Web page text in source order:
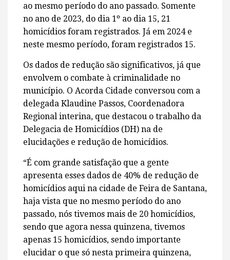
ao mesmo período do ano passado. Somente
no ano de 2023, do dia 1º ao dia 15, 21
homicídios foram registrados. Já em 2024 e
neste mesmo período, foram registrados 15.
Os dados de redução são significativos, já que
envolvem o combate à criminalidade no
município. O Acorda Cidade conversou com a
delegada Klaudine Passos, Coordenadora
Regional interina, que destacou o trabalho da
Delegacia de Homicídios (DH) na de
elucidações e redução de homicídios.
“É com grande satisfação que a gente
apresenta esses dados de 40% de redução de
homicídios aqui na cidade de Feira de Santana,
haja vista que no mesmo período do ano
passado, nós tivemos mais de 20 homicídios,
sendo que agora nessa quinzena, tivemos
apenas 15 homicídios, sendo importante
elucidar o que só nesta primeira quinzena,